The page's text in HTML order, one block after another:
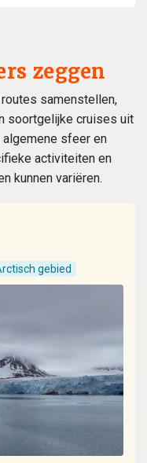
zeggen
samenstellen,
soortgelijke cruises uit
sfeer en
activiteiten en
kunnen variëren.
gebied